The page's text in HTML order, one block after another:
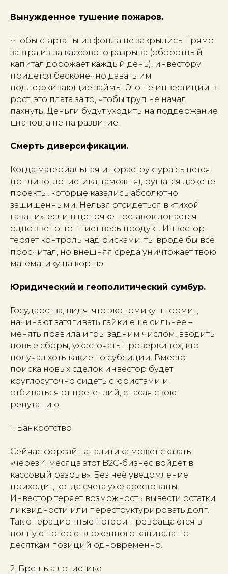
Вынужденное тушение пожаров.
Чтобы стартапы из фонда не закрылись прямо
завтра из-за кассового разрыва (оборотный
капитал дорожает каждый день), инвестору
придется бесконечно давать им
поддерживающие займы. Это не инвестиции в
рост, это плата за то, чтобы труп не начал
пахнуть. Деньги будут уходить на поддержание
штанов, а не на развитие.
Смерть диверсификации.
Когда материальная инфраструктура сыпется
(топливо, логистика, таможня), рушатся даже те
проекты, которые казались абсолютно
защищенными. Нельзя отсидеться в «тихой
гавани»: если в цепочке поставок лопается
одно звено, то гниет весь продукт. Инвестор
теряет контроль над рисками: ты вроде бы всё
просчитал, но внешняя среда уничтожает твою
математику на корню.
Юридический и геополитический сумбур.
Государства, видя, что экономику штормит,
начинают затягивать гайки еще сильнее –
менять правила игры задним числом, вводить
новые сборы, ужесточать проверки тех, кто
получал хоть какие-то субсидии. Вместо
поиска новых сделок инвестор будет
круглосуточно сидеть с юристами и
отбиваться от претензий, спасая свою
репутацию.
1. Банкротство
Сейчас форсайт-аналитика может сказать:
«через 4 месяца этот B2C-бизнес войдёт в
кассовый разрыв». Без неё уведомление
приходит, когда счета уже арестованы.
Инвестор теряет возможность вывести остатки
ликвидности или переструктурировать долг.
Так операционные потери превращаются в
полную потерю вложенного капитала по
десяткам позиций одновременно.
2. Брешь а логистике